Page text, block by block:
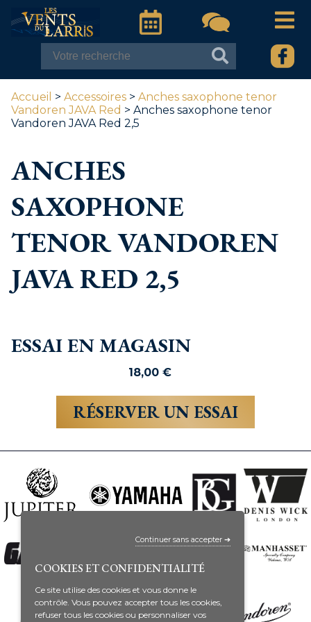
Accueil > Accessoires > Anches saxophone tenor
Vandoren JAVA Red > Anches saxophone tenor
Vandoren JAVA Red 2,5
ANCHES
SAXOPHONE
TENOR VANDOREN
JAVA RED 2,5
ESSAI EN MAGASIN
18,00 €
RÉSERVER UN ESSAI
Continuer sans accepter ➔
COOKIES ET CONFIDENTIALITÉ
Ce site utilise des cookies et vous donne le
contrôle. Vous pouvez accepter tous les cookies,
refuser tous les cookies ou personnaliser vos